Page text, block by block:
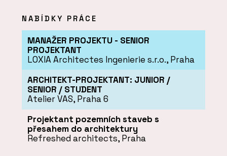
NABÍDKY PRÁCE
MANAŽER PROJEKTU - SENIOR
PROJEKTANT
LOXIA Architectes Ingenierie s.r.o., Praha
ARCHITEKT-PROJEKTANT: JUNIOR /
SENIOR / STUDENT
Atelier VAS, Praha 6
Projektant pozemních staveb s
přesahem do architektury
Refreshed architects, Praha